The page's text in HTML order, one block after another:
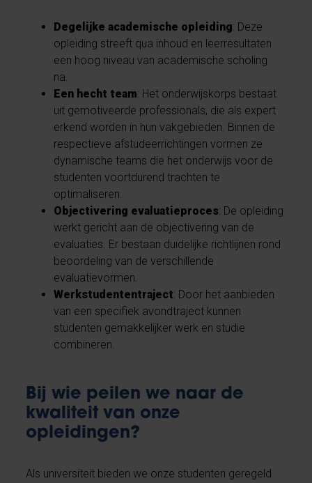
Degelijke academische opleiding: Deze
opleiding streeft qua inhoud en leerresultaten
een hoog niveau van academische scholing
na.
Een hecht team: Het onderwijskorps bestaat
uit gemotiveerde professionals, die als expert
erkend worden in hun vakgebieden. Binnen de
respectieve afstudeerrichtingen vormen ze
dynamische teams die het onderwijs voor de
studenten voortdurend trachten te
optimaliseren.
Objectivering evaluatieproces: De opleiding
werkt gericht aan de objectivering van de
evaluaties. Er bestaan duidelijke richtlijnen rond
beoordeling van de verschillende
evaluatievormen.
Werkstudententraject: Door het aanbieden
van een specifiek avondtraject kunnen
studenten gemakkelijker werk en studie
combineren.
Bij wie peilen we naar de
kwaliteit van onze
opleidingen?
Als universiteit bieden we onze studenten geregeld